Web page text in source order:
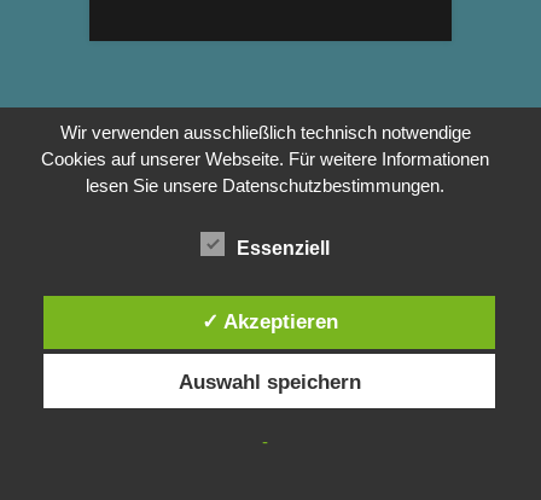
Wir verwenden ausschließlich technisch notwendige
Cookies auf unserer Webseite. Für weitere Informationen
lesen Sie unsere Datenschutzbestimmungen.
Essenziell
✓ Akzeptieren
Auswahl speichern
-